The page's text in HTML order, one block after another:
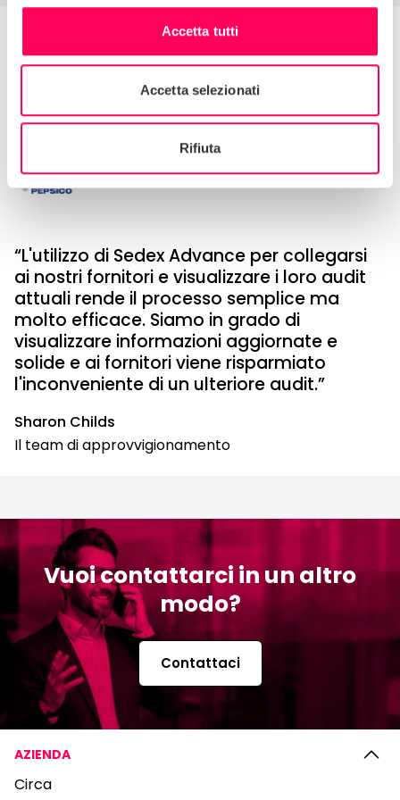
Accetta tutti
Accetta selezionati
Rifiuta
Visita il centro assistenza
Unisciti ai membri Sedex globali
L'utilizzo di Sedex Advance per collegarsi
ai nostri fornitori e visualizzare i loro audit
attuali rende il processo semplice ma
molto efficace. Siamo in grado di
visualizzare informazioni aggiornate e
solide e ai fornitori viene risparmiato
l'inconveniente di un ulteriore audit.
Sharon Childs
Il team di approvvigionamento
Vuoi contattarci in un altro
modo?
Contattaci
AZIENDA
Circa